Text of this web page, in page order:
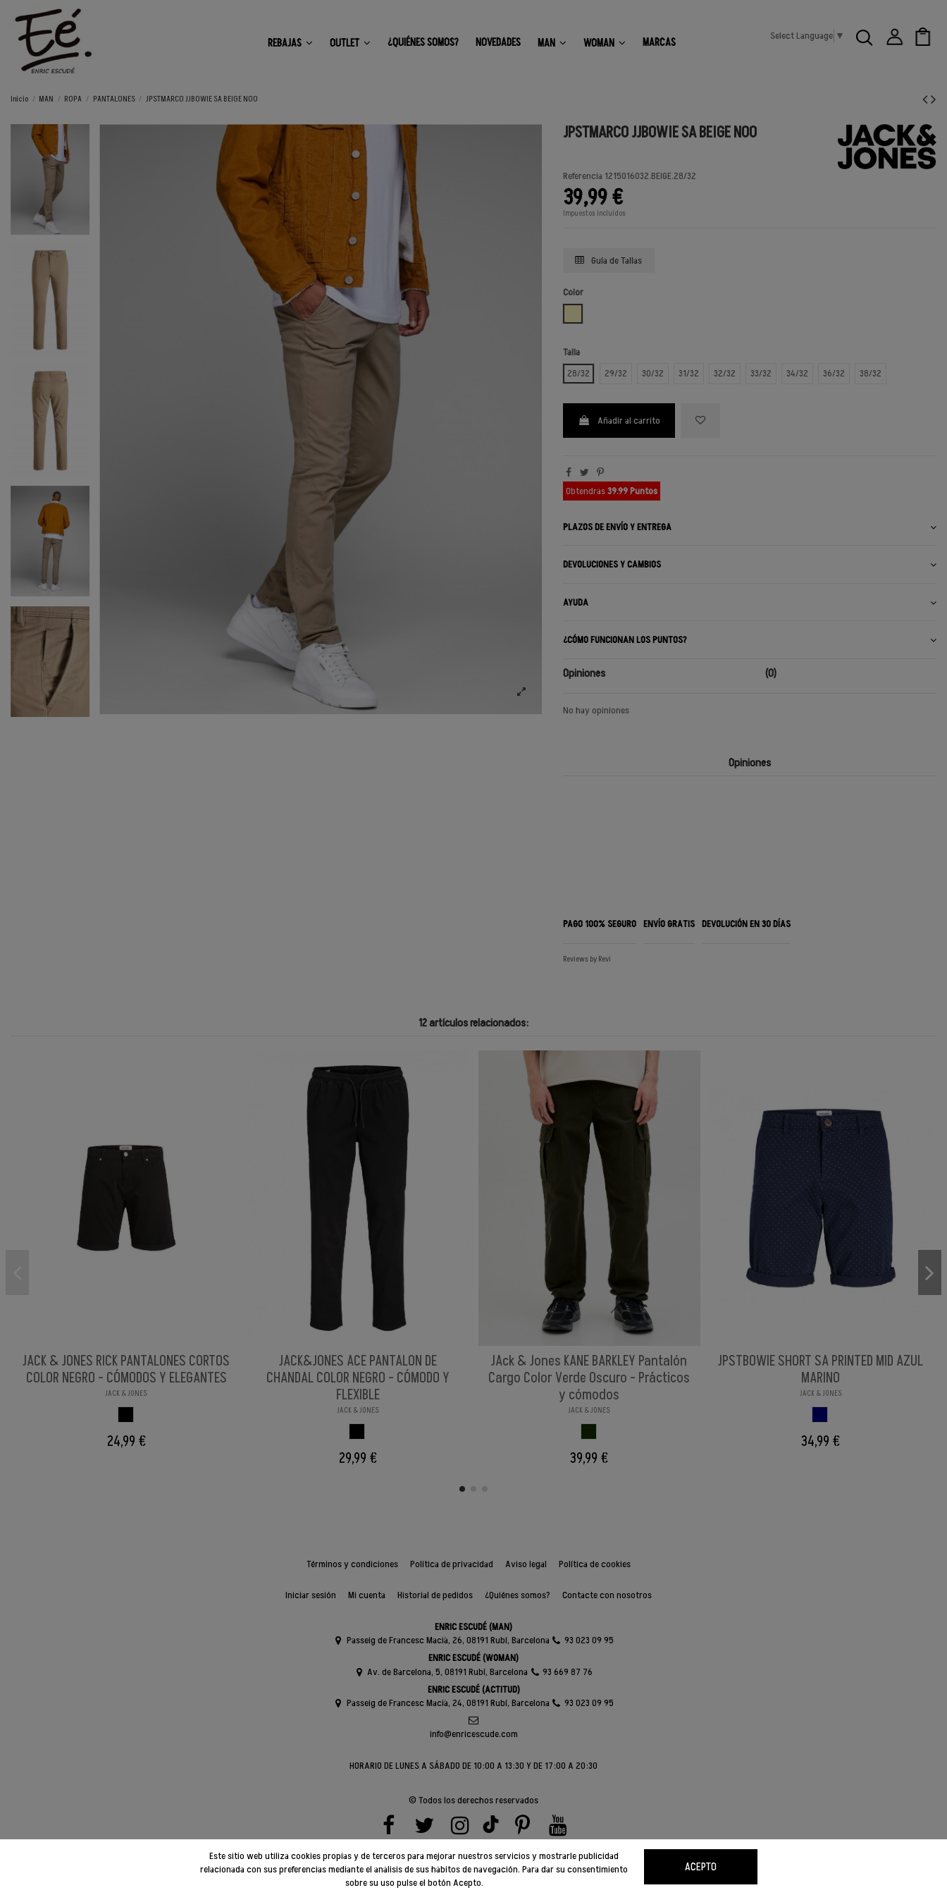
Select Language ▼
REBAJAS OUTLET ¿QUIÉNES SOMOS? NOVEDADES MAN WOMAN MARCAS
Inicio MAN ROPA PANTALONES JPSTMARCO JJBOWIE SA BEIGE NOO
JPSTMARCO JJBOWIE SA BEIGE NOO
Referencia 1215016032.BEIGE.28/32
39,99 €
Impuestos incluidos
Guía de Tallas
Color
Talla
28/32
29/32 30/32 31/32 32/32 33/32 34/32 36/32 38/32
Añadir al carrito
Obtendrás39.99 Puntos
PLAZOS DE ENVÍO Y ENTREGA
DEVOLUCIONES Y CAMBIOS
AYUDA
¿CÓMO FUNCIONAN LOS PUNTOS?
Opiniones (0)
No hay opiniones
Opiniones
PAGO 100% SEGURO ENVÍO GRATIS DEVOLUCIÓN EN 30 DÍAS
Reviews by Revi
12 artículos relacionados:
JACK & JONES RICK PANTALONES CORTOS
COLOR NEGRO - CÓMODOS Y ELEGANTES
JACK & JONES
24,99 €
JACK&JONES ACE PANTALON DE
CHANDAL COLOR NEGRO - CÓMODO Y
FLEXIBLE
JACK & JONES
29,99 €
JAck & Jones KANE BARKLEY Pantalón
Cargo Color Verde Oscuro - Prácticos
y cómodos
JACK & JONES
39,99 €
JPSTBOWIE SHORT SA PRINTED MID AZUL
MARINO
JACK & JONES
34,99 €
Términos y condiciones Política de privacidad Aviso legal Política de cookies
Iniciar sesión Mi cuenta Historial de pedidos ¿Quiénes somos? Contacte con nosotros
ENRIC ESCUDÉ (MAN)
Passeig de Francesc Macià, 26, 08191 Rubí, Barcelona
93 023 09 95
ENRIC ESCUDÉ (WOMAN)
Av. de Barcelona, 5, 08191 Rubí, Barcelona
93 669 87 76
ENRIC ESCUDÉ (ACTITUD)
Passeig de Francesc Macià, 24, 08191 Rubí, Barcelona
93 023 09 95
info@enricescude.com
HORARIO DE LUNES A SÁBADO DE 10:00 A 13:30 Y DE 17:00 A 20:30
Este sitio web utiliza cookies propias y de terceros para mejorar nuestros servicios y mostrarle publicidad
relacionada con sus preferencias mediante el análisis de sus hábitos de navegación. Para dar su consentimiento
sobre su uso pulse el botón Acepto.
ACEPTO
© Todos los derechos reservados